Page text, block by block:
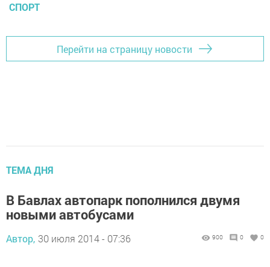
СПОРТ
Перейти на страницу новости
ТЕМА ДНЯ
В Бавлах автопарк пополнился двумя
новыми автобусами
Автор, 30 июля 2014 - 07:36 900 0 0